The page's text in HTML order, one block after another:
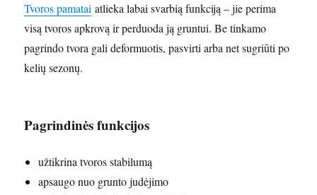
Tvoros pamatai atlieka labai svarbią funkciją – jie perima
visą tvoros apkrovą ir perduoda ją gruntui. Be tinkamo
pagrindo tvora gali deformuotis, pasvirti arba net sugriūti po
kelių sezonų.
Pagrindinės funkcijos
užtikrina tvoros stabilumą
apsaugo nuo grunto judėjimo